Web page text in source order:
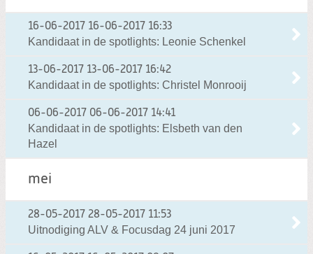
16-06-2017 16-06-2017 16:33
Kandidaat in de spotlights: Leonie Schenkel
13-06-2017 13-06-2017 16:42
Kandidaat in de spotlights: Christel Monrooij
06-06-2017 06-06-2017 14:41
Kandidaat in de spotlights: Elsbeth van den
Hazel
mei
28-05-2017 28-05-2017 11:53
Uitnodiging ALV & Focusdag 24 juni 2017